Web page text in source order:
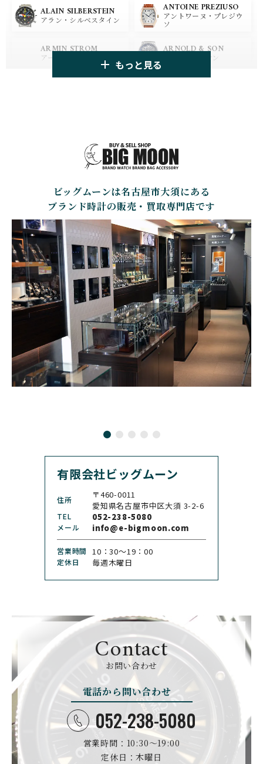
BLANCPAIN
ブランパン
BREITLING
ブライトリング
HUBLOT
ウブロ
ZENITH
BELL＆ROSS SINN
ジン
CARTIER
カルティエ
CHANEL
シャネル
CHOPARD
ショパール
SEIKO
セイコー
GLASHUTTE ORIGINA
L
グラスヒュッテ・オリジ
ナル
CHRONOSWISS
クロノスイス
ALAIN SILBERSTEIN
アラン・シルベスタイン
CITIZEN
シチズン
ALAIN SILBERSTEIN
アラン・シルベスタイン
ANTOINE PREZIUSO
アントワーヌ・プレジウ
ソ
ARMIN STROM
アーミン・シュトローム
ARNOLD & SON
アーノルド&サン
BAMFORD LONDON
バンフォード・ロンドン
BAUME&MERCIER
ボーム＆メルシエ
BEAUBLEU
ボーブルー
BELL＆ROSS
ベル＆ロス
BLANCPAIN
ブランパン
BOLDR Supply Compan
y
ボルダー・サプライ・カ
ンパニー
BOVET
ボヴェ
BREGUET
ブレゲ
BREITLING
ブライトリング
BRUNO SOHNLE Glash
utte
ブルーノ・ゾンレー・ グ
ラスヒュッテ
BULOVA
ブローバ
BVLGARI
ブルガリ
CHANEL
シャネル
CHOPARD
ショパール
CHRISTOPHER WARD
クリストファー・ウォー
CHRONO TOKYO
CHRONOSWISS
クロノスイス
CUERVOY SOBRINOS CVSTOS
CYRUS CZAPEK
チャペック
D. DORNBLÜTH&SOH
N
D.ドルンブルート＆ゾー
DAMASKO
DANIEL ROTH
ダニエル・ロート
DAVOSA
ダボサ
DUBEY&SCHALDENBR
ダービー&シャルデンブラ
E.C.W
ヨーロピアン・カンパニ
ー・ウォッチ
もっと見る
ビッグムーンは名古屋市大須にある
ブランド時計の販売・買取専門店です
有限会社ビッグムーン
住所
〒460-0011
愛知県名古屋市中区大須 3-2-6
TEL 052-238-5080
メール info@e-bigmoon.com
営業時間 10：30〜19：00
定休日 毎週木曜日
Contact
お問い合わせ
電話から問い合わせ
052-238-5080
営業時間：10:30〜19:00
定休日：木曜日